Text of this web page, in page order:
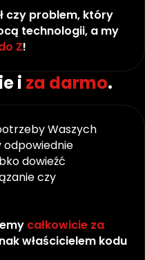
czy problem, który
technologii, a my
Z!
i za darmo.
Waszych
odpowiednie
dowieźć
czy
całkowicie za
właścicielem kodu